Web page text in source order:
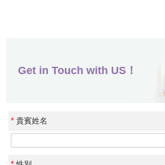
Get in Touch with US！
* 貴賓姓名